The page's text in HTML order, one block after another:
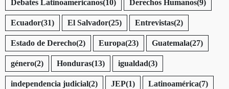
Debates Latinoamericanos(10) Derechos Humanos(9)
Ecuador(31) El Salvador(25) Entrevistas(2)
Estado de Derecho(2) Europa(23) Guatemala(27)
género(2) Honduras(13) igualdad(3)
independencia judicial(2) JEP(1) Latinoamérica(7)